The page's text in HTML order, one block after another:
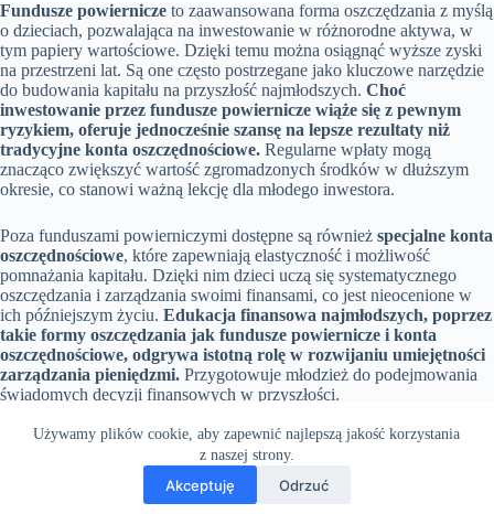
Używamy plików cookie, aby zapewnić najlepszą jakość korzystania
z naszej strony.
Akceptuję Odrzuć
Fundusze powiernicze to zaawansowana forma oszczędzania z myślą
o dzieciach, pozwalająca na inwestowanie w różnorodne aktywa, w
tym papiery wartościowe. Dzięki temu można osiągnąć wyższe zyski
na przestrzeni lat. Są one często postrzegane jako kluczowe narzędzie
do budowania kapitału na przyszłość najmłodszych. Choć
inwestowanie przez fundusze powiernicze wiąże się z pewnym
ryzykiem, oferuje jednocześnie szansę na lepsze rezultaty niż
tradycyjne konta oszczędnościowe. Regularne wpłaty mogą
znacząco zwiększyć wartość zgromadzonych środków w dłuższym
okresie, co stanowi ważną lekcję dla młodego inwestora.
Poza funduszami powierniczymi dostępne są również specjalne konta
oszczędnościowe, które zapewniają elastyczność i możliwość
pomnażania kapitału. Dzięki nim dzieci uczą się systematycznego
oszczędzania i zarządzania swoimi finansami, co jest nieocenione w
ich późniejszym życiu. Edukacja finansowa najmłodszych, poprzez
takie formy oszczędzania jak fundusze powiernicze i konta
oszczędnościowe, odgrywa istotną rolę w rozwijaniu umiejętności
zarządzania pieniędzmi. Przygotowuje młodzież do podejmowania
świadomych decyzji finansowych w przyszłości.
Terms & Services